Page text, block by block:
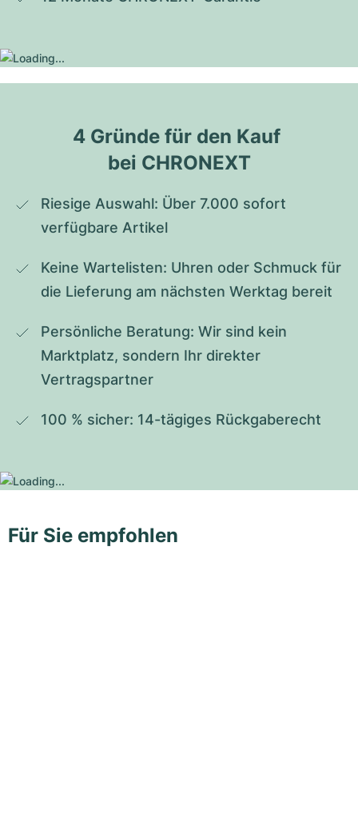
4 Gründe für den Kauf
bei CHRONEXT
Riesige Auswahl: Über 7.000 sofort
verfügbare Artikel
Keine Wartelisten: Uhren oder Schmuck für
die Lieferung am nächsten Werktag bereit
Persönliche Beratung: Wir sind kein
Marktplatz, sondern Ihr direkter
Vertragspartner
100 % sicher: 14-tägiges Rückgaberecht
Für Sie empfohlen